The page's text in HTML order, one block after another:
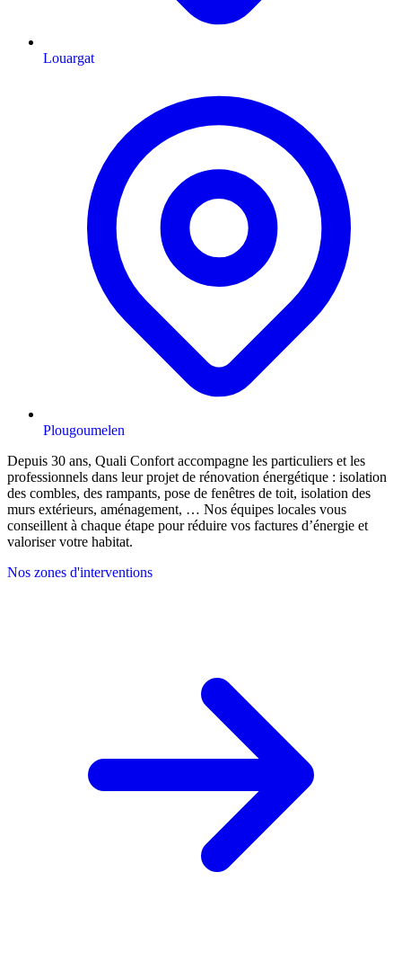
Louargat
Plougoumelen
Depuis 30 ans, Quali Confort accompagne les particuliers et les
professionnels dans leur projet de rénovation énergétique : isolation
des combles, des rampants, pose de fenêtres de toit, isolation des
murs extérieurs, aménagement, … Nos équipes locales vous
conseillent à chaque étape pour réduire vos factures d’énergie et
valoriser votre habitat.
Nos zones d'interventions